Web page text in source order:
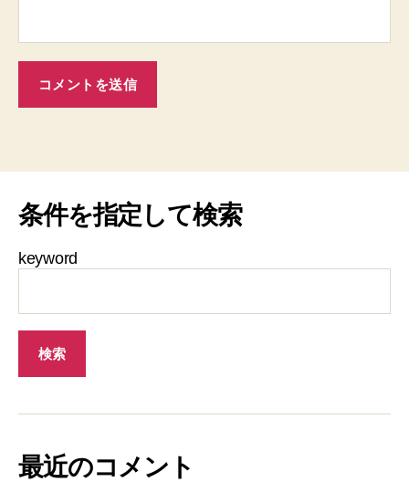
条件を指定して検索
keyword
最近のコメント